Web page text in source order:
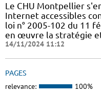
Le CHU Montpellier
Internet accessibles
loi n° 2005-102 du 11
en œuvre la stratégie
14/11/2024 11:12
PAGES
relevance: 100%